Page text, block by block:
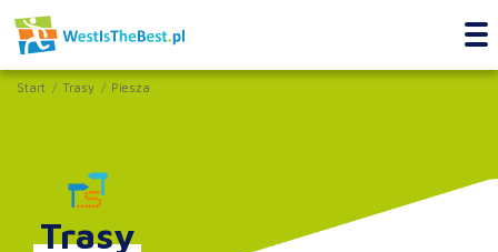
Start Trasy Piesza
Trasy